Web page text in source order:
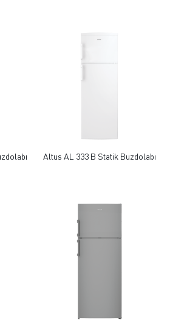
Altus AL 333 B Statik Buzdolabı